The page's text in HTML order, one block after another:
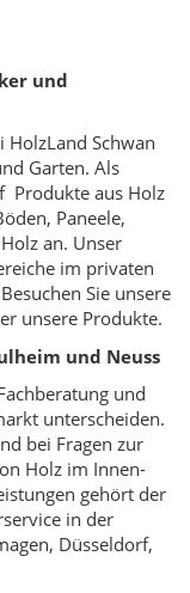
und
Schwan
Garten. Als
Produkte aus Holz
Paneele,
an. Unser
im privaten
Sie unsere
unsere Produkte.
und Neuss
und
unterscheiden.
bei Fragen zur
Holz im Innen-
gehört der
in der
Düsseldorf,